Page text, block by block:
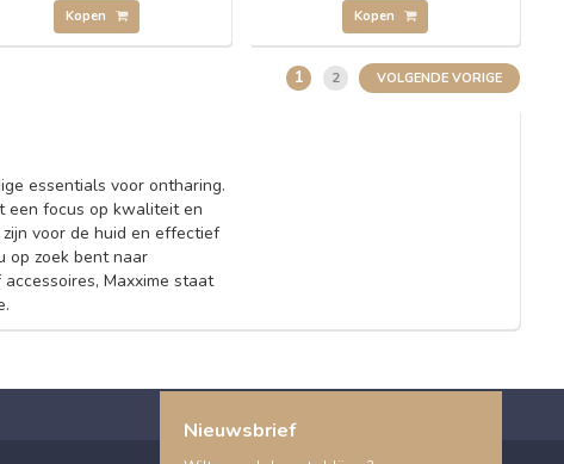
Kopen Kopen
1 2 VOLGENDE VORIGE
essentials voor ontharing.
een focus op kwaliteit en
voor de huid en effectief
op zoek bent naar
Maxxime staat
Nieuwsbrief